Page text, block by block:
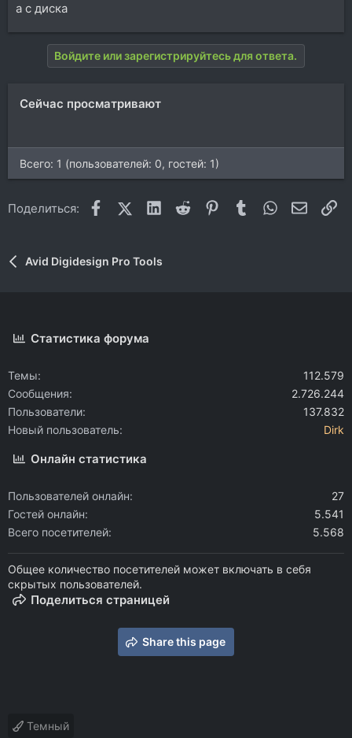
а с диска
Войдите или зарегистрируйтесь для ответа.
Сейчас просматривают
Всего: 1 (пользователей: 0, гостей: 1)
Поделиться: FacebookX (Twitter)
LinkedIn
Reddit Pinterest
Tumblr WhatsApp
Avid Digidesign Pro Tools
Статистика форума
Темы
112.579
Сообщения
2.726.244
Пользователи
137.832
Новый пользователь
Dirk
Онлайн статистика
Пользователей онлайн
27
Гостей онлайн
5.541
Всего посетителей
5.568
Общее количество посетителей может включать в себя
скрытых пользователей.
Поделиться страницей
Share this page
Темный